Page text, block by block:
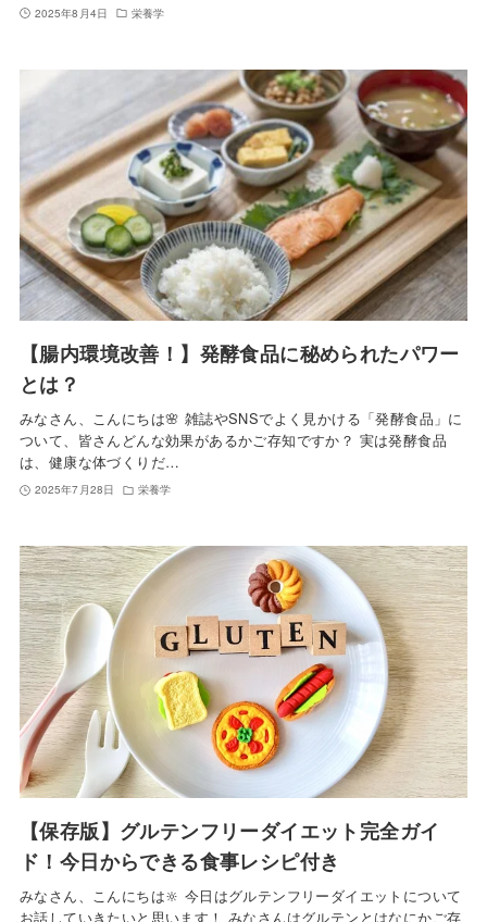
2025年8月4日 栄養学
【腸内環境改善！】発酵食品に秘められたパワー
とは？
みなさん、こんにちは🌸 雑誌やSNSでよく見かける「発酵食品」に
ついて、皆さんどんな効果があるかご存知ですか？ 実は発酵食品
は、健康な体づくりだ…
2025年7月28日 栄養学
【保存版】グルテンフリーダイエット完全ガイ
ド！今日からできる食事レシピ付き
みなさん、こんにちは‪🔆‬ 今日はグルテンフリーダイエットについて
お話していきたいと思います！ みなさんはグルテンとはなにかご存